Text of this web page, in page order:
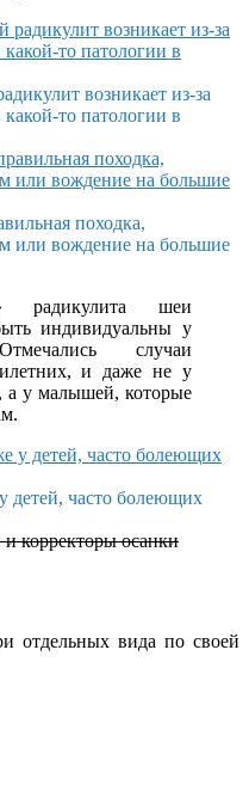
возникает из-за
то патологии в
походка,
или вождение на большие
радикулита шеи
индивидуальны у
случаи
и даже не у
а у малышей, которые
детей, часто болеющих
корректоры осанки
отдельных вида по своей